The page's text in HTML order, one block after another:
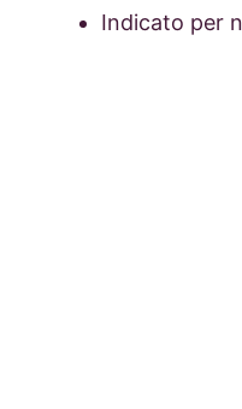
Indicato per